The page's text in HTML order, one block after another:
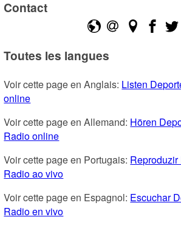
Contact
Toutes les langues
Voir cette page en Anglais: Listen
online
Voir cette page en Allemand: Hören
Radio online
Voir cette page en Portugais:
Radio ao vivo
Voir cette page en Espagnol: Escuchar
Radio en vivo